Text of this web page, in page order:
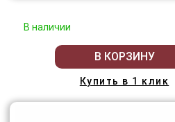
В наличии
В КОРЗИНУ
Купить в 1 клик